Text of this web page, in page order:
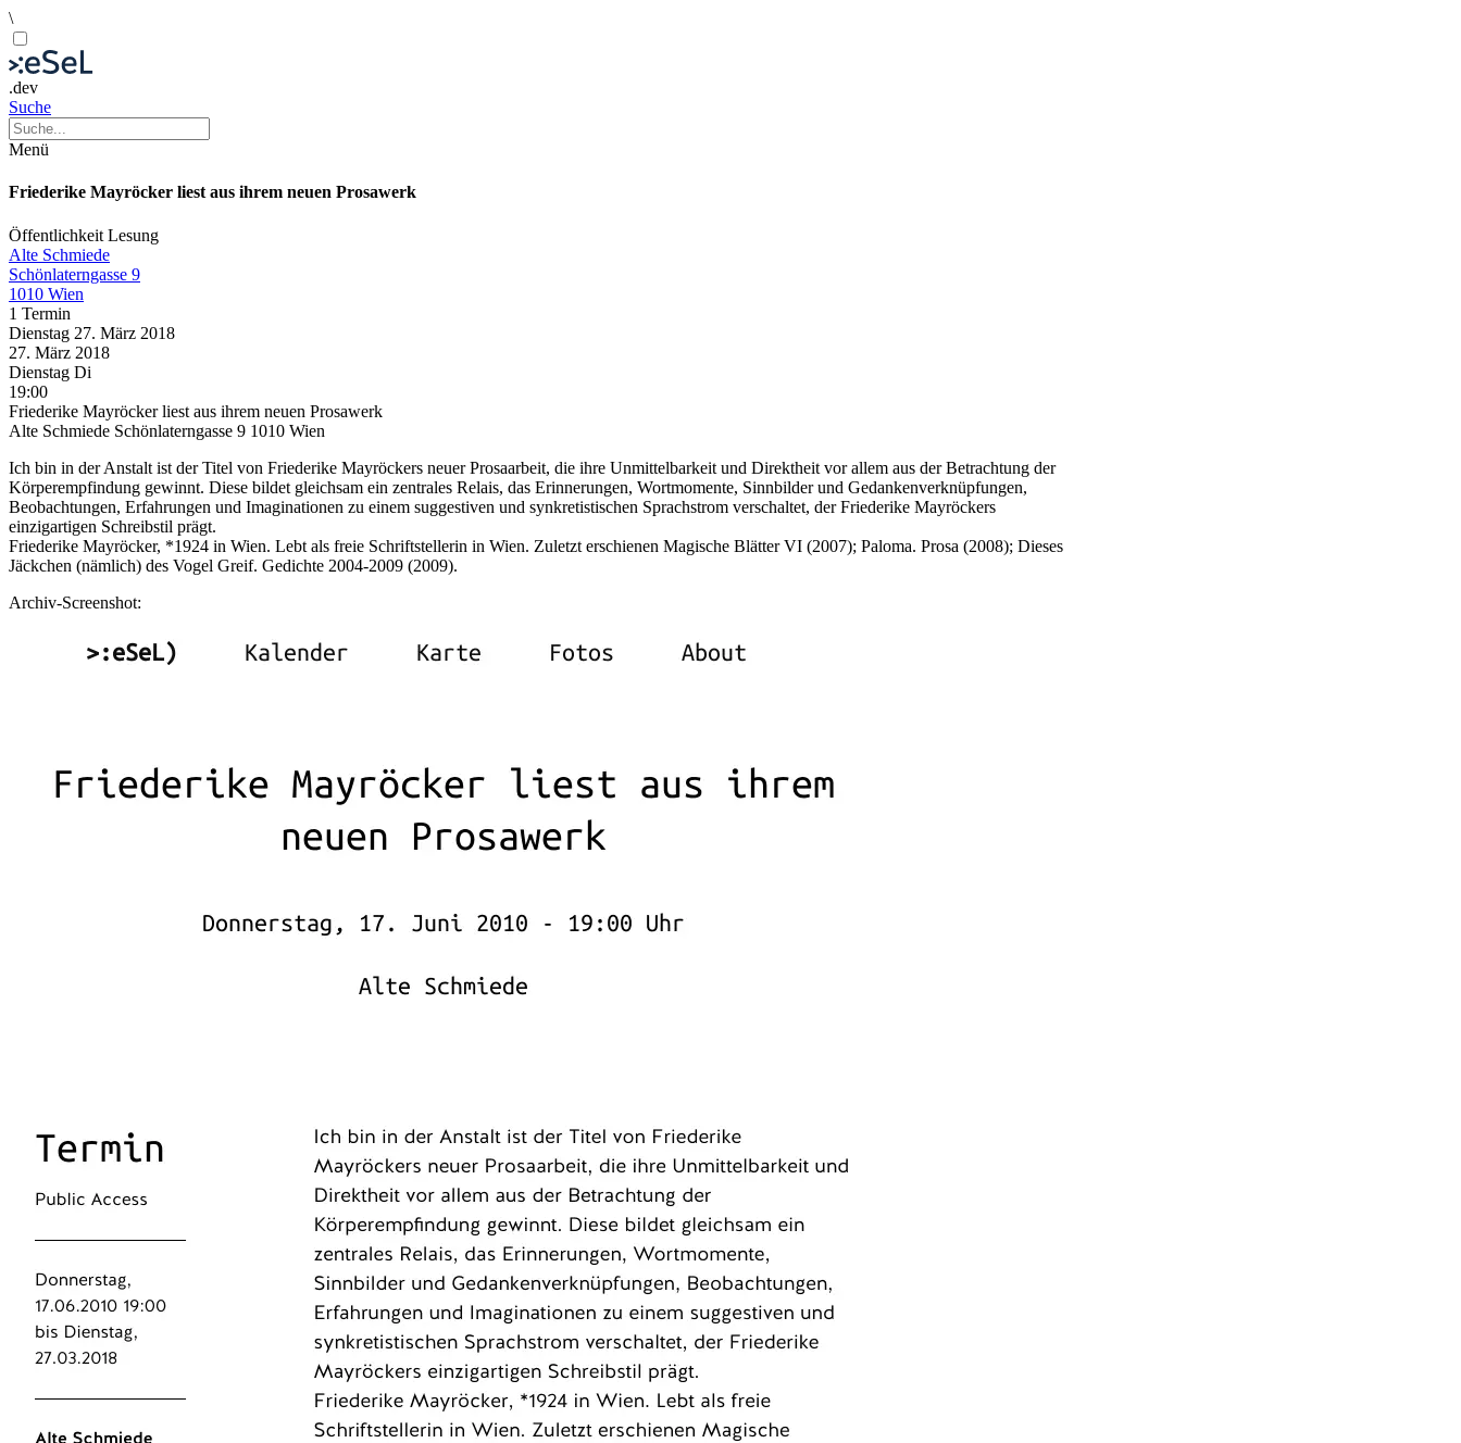
\
.dev
Suche
Menü
Friederike Mayröcker liest aus ihrem neuen Prosawerk
Öffentlichkeit Lesung
Alte Schmiede
Schönlaterngasse 9
1010 Wien
1 Termin
Dienstag 27. März 2018
27. März 2018
Dienstag Di
19:00
Friederike Mayröcker liest aus ihrem neuen Prosawerk
Alte Schmiede Schönlaterngasse 9 1010 Wien
Ich bin in der Anstalt ist der Titel von Friederike Mayröckers neuer Prosaarbeit, die ihre Unmittelbarkeit und Direktheit vor allem aus der Betrachtung der
Körperempfindung gewinnt. Diese bildet gleichsam ein zentrales Relais, das Erinnerungen, Wortmomente, Sinnbilder und Gedankenverknüpfungen,
Beobachtungen, Erfahrungen und Imaginationen zu einem suggestiven und synkretistischen Sprachstrom verschaltet, der Friederike Mayröckers
einzigartigen Schreibstil prägt.
Friederike Mayröcker, *1924 in Wien. Lebt als freie Schriftstellerin in Wien. Zuletzt erschienen Magische Blätter VI (2007); Paloma. Prosa (2008); Dieses
Jäckchen (nämlich) des Vogel Greif. Gedichte 2004-2009 (2009).
Archiv-Screenshot: